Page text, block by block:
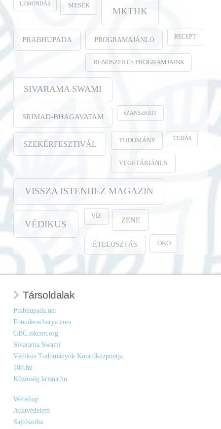
LEMONDÁS MESÉK
MKTHK
PRABHUPADA PROGRAMAJÁNLÓ RECEPT
RENDSZERES PROGRAMJAINK
SIVARAMA SWAMI
SRIMAD-BHAGAVATAM SZANSZKRIT
SZEKÉRFESZTIVÁL TUDOMÁNY TUDÁS
VEGETÁRIÁNUS
VISSZA ISTENHEZ MAGAZIN
VÉDIKUS
VÍZ ZENE
ÉTELOSZTÁS ÖKO
Társoldalak
Prabhupada.net
Founderacharya.com
GBC.iskcon.org
Sivarama Swami
Védikus Tudományok Kutatóközpontja
108.hu
Közösség.krisna.hu
Webshop
Adatvédelem
Sajtószoba